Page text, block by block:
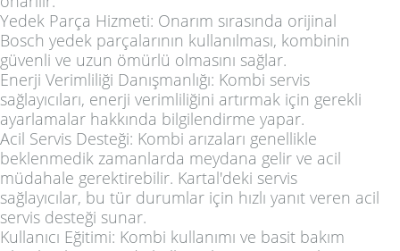
Yedek Parça Hizmeti: Onarım sırasında orijinal
Bosch yedek parçalarının kullanılması, kombinin
güvenli ve uzun ömürlü olmasını sağlar.
Enerji Verimliliği Danışmanlığı: Kombi servis
sağlayıcıları, enerji verimliliğini artırmak için gerekli
ayarlamalar hakkında bilgilendirme yapar.
Acil Servis Desteği: Kombi arızaları genellikle
beklenmedik zamanlarda meydana gelir ve acil
müdahale gerektirebilir. Kartal'deki servis
sağlayıcılar, bu tür durumlar için hızlı yanıt veren acil
servis desteği sunar.
Kullanıcı Eğitimi: Kombi kullanımı ve basit bakım